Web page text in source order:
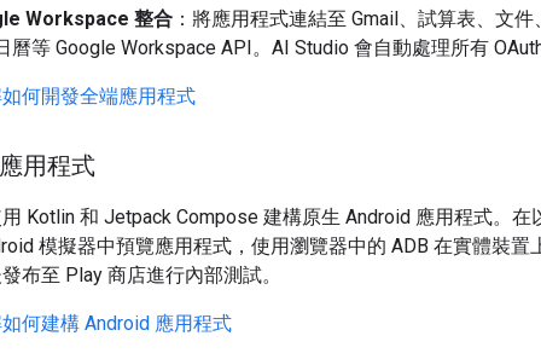
Workspace 整合 ：將應用程式連結至 Gmail、試算表、文
曆等 Google Workspace API。AI Studio 會自動處理所有
何開發全端應用程式
用程式
Kotlin 和 Jetpack Compose 建構原生 Android 應用程式。在
模擬器中預覽應用程式，使用瀏覽器中的 ADB 在實體裝置
布至 Play 商店進行內部測試。
何建構 Android 應用程式